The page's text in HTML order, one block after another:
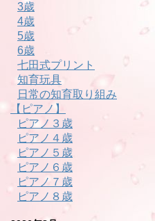
3歳
4歳
5歳
6歳
七田式プリント
知育玩具
日常の知育取り組み
【ピアノ】
ピアノ３歳
ピアノ４歳
ピアノ５歳
ピアノ６歳
ピアノ７歳
ピアノ８歳